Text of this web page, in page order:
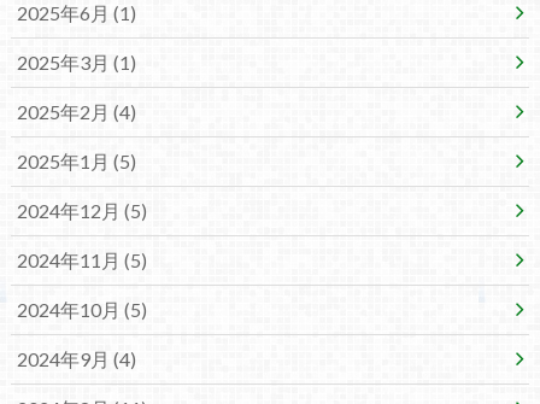
2025年6月 (1)
2025年3月 (1)
2025年2月 (4)
2025年1月 (5)
2024年12月 (5)
2024年11月 (5)
2024年10月 (5)
2024年9月 (4)